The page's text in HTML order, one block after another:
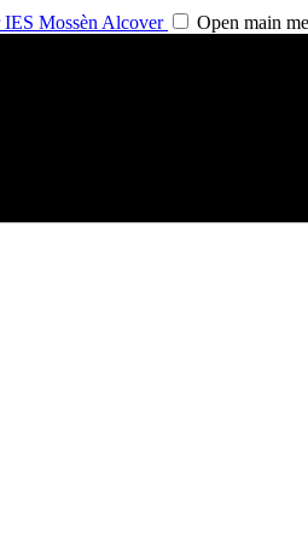
IES Mossèn Alcover Open main